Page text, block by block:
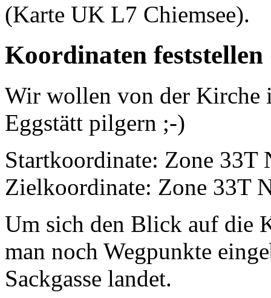
(Karte UK L7 Chiemsee).
Koordinaten
Wir wollen von der Kirche
Eggstätt pilgern ;-)
Startkoordinate: Zone 33T
Zielkoordinate: Zone 33T
Um sich den Blick auf die
man noch Wegpunkte
Sackgasse landet.